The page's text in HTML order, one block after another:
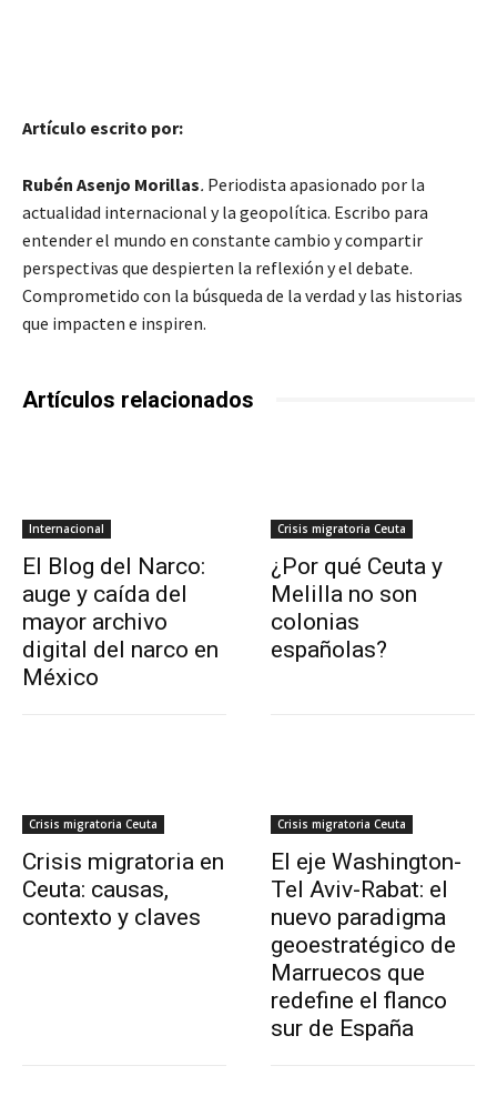
Artículo escrito por:
Rubén Asenjo Morillas. Periodista apasionado por la
actualidad internacional y la geopolítica. Escribo para
entender el mundo en constante cambio y compartir
perspectivas que despierten la reflexión y el debate.
Comprometido con la búsqueda de la verdad y las historias
que impacten e inspiren.
Artículos relacionados
Internacional
El Blog del Narco:
auge y caída del
mayor archivo
digital del narco en
México
Crisis migratoria Ceuta
¿Por qué Ceuta y
Melilla no son
colonias
españolas?
Crisis migratoria Ceuta
Crisis migratoria en
Ceuta: causas,
contexto y claves
Crisis migratoria Ceuta
El eje Washington-
Tel Aviv-Rabat: el
nuevo paradigma
geoestratégico de
Marruecos que
redefine el flanco
sur de España